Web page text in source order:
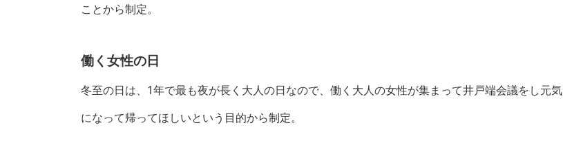
ことから制定。
働く女性の日
冬至の日は、1年で最も夜が長く大人の日なので、働く大人の女性が集まって井戸端会議をし元気
になって帰ってほしいという目的から制定。